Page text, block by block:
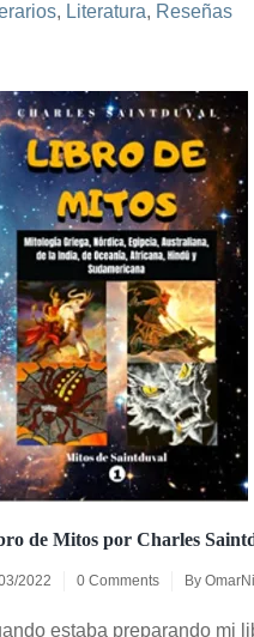
, Literatura, Reseñas
de Mitos por Charles
2022 0 Comments By
estaba preparando mi